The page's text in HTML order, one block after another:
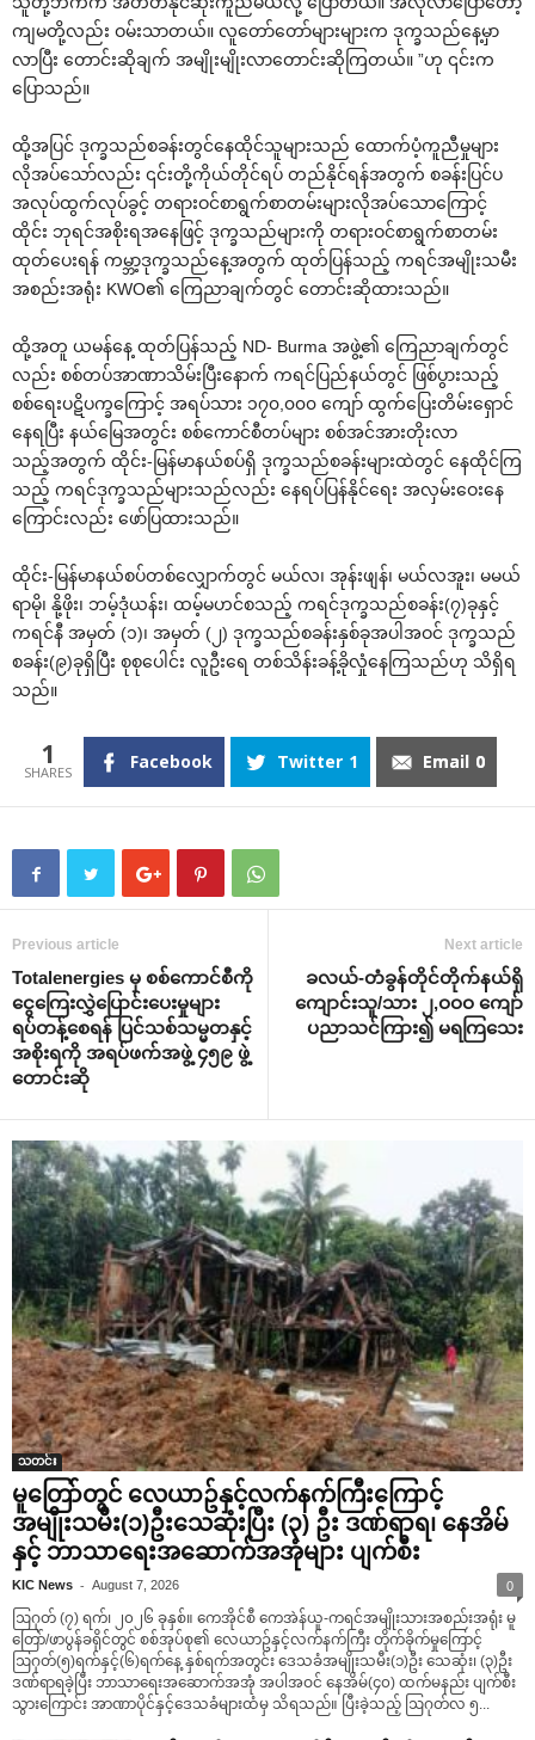
ကျမတို့လည်း ဝမ်းသာတယ်။ လူတော်တော်များများက ဒုက္ခသည်နေ့မှာ
လာပြီး တောင်းဆိုချက် အမျိုးမျိုးလာတောင်းဆိုကြတယ်။ ”ဟု ၎င်းက
ပြောသည်။
ထို့အပြင် ဒုက္ခသည်စခန်းတွင်နေထိုင်သူများသည် ထောက်ပံ့ကူညီမှုများ
လိုအပ်သော်လည်း ၎င်းတို့ကိုယ်တိုင်ရပ် တည်နိုင်ရန်အတွက် စခန်းပြင်ပ
အလုပ်ထွက်လုပ်ခွင့် တရားဝင်စာရွက်စာတမ်းများလိုအပ်သောကြောင့်
ထိုင်း ဘုရင်အစိုးရအနေဖြင့် ဒုက္ခသည်များကို တရားဝင်စာရွက်စာတမ်း
ထုတ်ပေးရန် ကမ္ဘာ့ဒုက္ခသည်နေ့အတွက် ထုတ်ပြန်သည့် ကရင်အမျိုးသမီး
အစည်းအရုံး KWO၏ ကြေညာချက်တွင် တောင်းဆိုထားသည်။
ထို့အတူ ယမန်နေ့ ထုတ်ပြန်သည့် ND- Burma အဖွဲ့၏ ကြေညာချက်တွင်
လည်း စစ်တပ်အာဏာသိမ်းပြီးနောက် ကရင်ပြည်နယ်တွင် ဖြစ်ပွားသည့်
စစ်ရေးပဋိပက္ခကြောင့် အရပ်သား ၁၇၀,၀၀၀ ကျော် ထွက်ပြေးတိမ်းရှောင်
နေရပြီး နယ်မြေအတွင်း စစ်ကောင်စီတပ်များ စစ်အင်အားတိုးလာ
သည့်အတွက် ထိုင်း-မြန်မာနယ်စပ်ရှိ ဒုက္ခသည်စခန်းများထဲတွင် နေထိုင်ကြ
သည့် ကရင်ဒုက္ခသည်များသည်လည်း နေရပ်ပြန်နိုင်ရေး အလှမ်းဝေးနေ
ကြောင်းလည်း ဖော်ပြထားသည်။
ထိုင်း-မြန်မာနယ်စပ်တစ်လျှောက်တွင် မယ်လ၊ အုန်းဖျန်၊ မယ်လအူး၊ မမယ်
ရာမို၊ နို့ဖိုး၊ ဘမ့်ဒုံယန်း၊ ထမ့်မဟင်စသည့် ကရင်ဒုက္ခသည်စခန်း(၇)ခုနှင့်
ကရင်နီ အမှတ် (၁)၊ အမှတ် (၂) ဒုက္ခသည်စခန်းနှစ်ခုအပါအဝင် ဒုက္ခသည်
စခန်း(၉)ခုရှိပြီး စုစုပေါင်း လူဦးရေ တစ်သိန်းခန့်ခိုလှုံနေကြသည်ဟု သိရှိရ
သည်။
1 Facebook Twitter 1 Email 0
Previous article
Totalenergies မှ စစ်ကောင်စီကို
ငွေကြေးလွှဲပြောင်းပေးမှုများ
ရပ်တန့်စေရန် ပြင်သစ်သမ္မတနှင့်
အစိုးရကို အရပ်ဖက်အဖွဲ့ ၄၅၉ ဖွဲ့
တောင်းဆို
Next article
ခလယ်-တံခွန်တိုင်တိုက်နယ်ရှိ
ကျောင်းသူ/သား ၂,ဝဝဝ ကျော်
ပညာသင်ကြား၍ မရကြသေး
သတင်း
မူတြော်တွင် လေယာဥ်နှင့်လက်နက်ကြီးကြောင့်
အမျိုးသမီး(၁)ဦးသေဆုံးပြီး (၃) ဦး ဒဏ်ရာရ၊ နေအိမ်
နှင့် ဘာသာရေးအဆောက်အအုံများ ပျက်စီး
KIC News - August 7, 2026 0
ဩဂုတ် (၇) ရက်၊ ၂၀၂၆ ခုနှစ်။ ကေအိုင်စီ ကေအဲန်ယူ-ကရင်အမျိုးသားအစည်းအရုံး မူ
တြော်/ဖာပွန်ခရိုင်တွင် စစ်အုပ်စု၏ လေယာဥ်နှင့်လက်နက်ကြီး တိုက်ခိုက်မှုကြောင့်
ဩဂုတ်(၅)ရက်နှင့်(၆)ရက်နေ့ နှစ်ရက်အတွင်း ဒေသခံအမျိုးသမီး(၁)ဦး သေဆုံး၊ (၃)ဦး
ဒဏ်ရာရခဲ့ပြီး ဘာသာရေးအဆောက်အအုံ အပါအဝင် နေအိမ်(၄၀) ထက်မနည်း ပျက်စီး
သွားကြောင်း အာဏာပိုင်နှင့်ဒေသခံများထံမှ သိရသည်။ ပြီးခဲ့သည့် ဩဂုတ်လ ၅...